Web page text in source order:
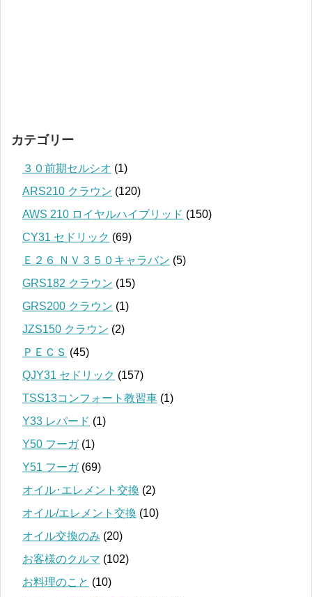
カテゴリー
３０前期セルシオ (1)
ARS210 クラウン (120)
AWS 210 ロイヤルハイブリッド (150)
CY31 セドリック (69)
Ｅ２６ ＮＶ３５０キャラバン (5)
GRS182 クラウン (15)
GRS200 クラウン (1)
JZS150 クラウン (2)
ＰＥＣＳ (45)
QJY31 セドリック (157)
TSS13コンフォート教習車 (1)
Y33 レパード (1)
Y50 フーガ(1)
Y51 フーガ(69)
オイル･エレメント交換 (2)
オイル/エレメント交換 (10)
オイル交換のみ (20)
お客様のクルマ (102)
お料理のこと (10)